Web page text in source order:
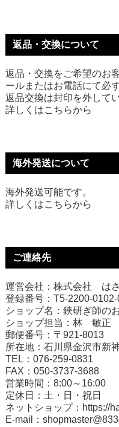
返品・交換について
返品・交換をご希望のお
ールまたはお電話にて必
返品交換は封印を外して
詳しくはこちらから
海外発送について
海外発送可能です。
詳しくはこちらから
ご連絡先
運営会社：株式会社 は
登録番号：T5-2200-
ショップ名：鋏研ぎ師の
ショップ担当：林 敏正
郵便番号：〒921-8013
所在地：石川県金沢市新
TEL：076-259-0831
FAX：050-3737-3688
営業時間：8:00～16:00
定休日：土・日・祝日
ネットショップ： https://
E-mail：